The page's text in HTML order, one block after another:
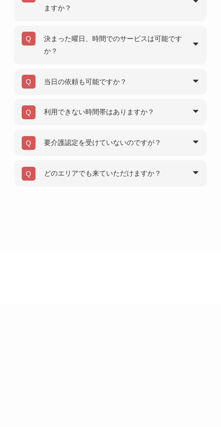
ますか？
決まった曜日、時間でのサービスは可能です
か？
当日の依頼も可能ですか？
利用できない時間帯はありますか？
要介護認定を受けていないのですが？
どのエリアでも来ていただけますか？